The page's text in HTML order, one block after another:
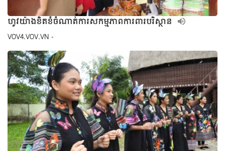
ហូវយ៉ាងខិតខំចំណាត់ការសកម្មភាពការពារបរិស្ថាន
VOV4.VOV.VN -